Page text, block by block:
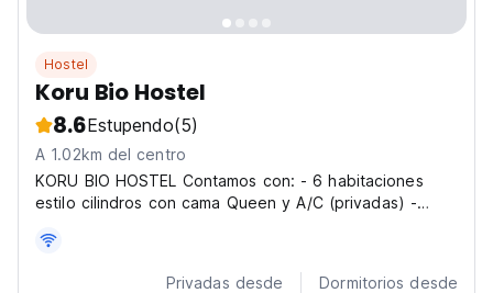
Hostel
Koru Bio Hostel
8.6Estupendo(5)
A 1.02km del centro
KORU BIO HOSTEL Contamos con: - 6 habitaciones
estilo cilindros con cama Queen y A/C (privadas) -
gazibos, zona de fogata, jardín. - Baños estilo
"Outdoor" (compartidos) - Parqueo seguro. Ubicación:
Privadas desde Dormitorios desde